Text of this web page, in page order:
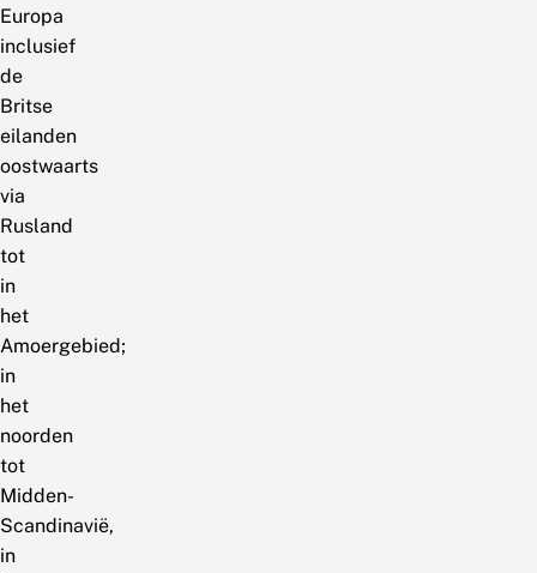
Europa
inclusief
de
Britse
eilanden
oostwaarts
via
Rusland
tot
in
het
Amoergebied;
in
het
noorden
tot
Midden-
Scandinavië,
in